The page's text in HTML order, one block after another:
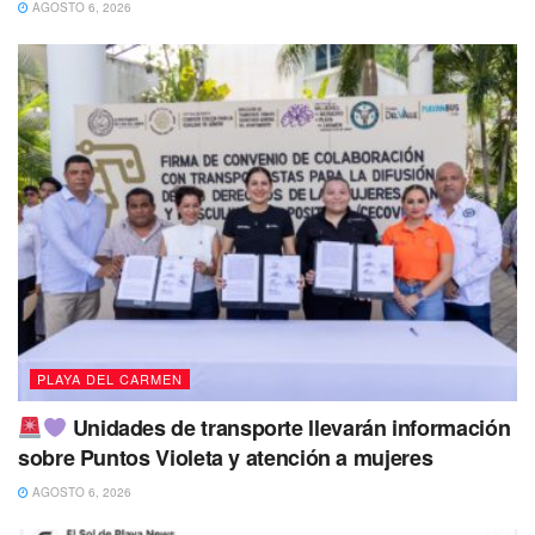
AGOSTO 6, 2026
PLAYA DEL CARMEN
Unidades de transporte llevarán información
sobre Puntos Violeta y atención a mujeres
AGOSTO 6, 2026